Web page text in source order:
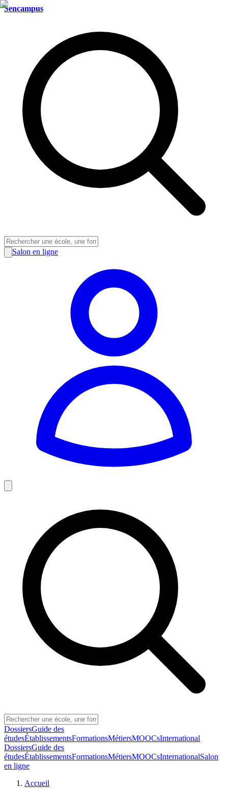
Sencampus
Salon en ligne
DossiersGuide des
étudesÉtablissementsFormationsMétiersMOOCsInternational
DossiersGuide des
étudesÉtablissementsFormationsMétiersMOOCsInternationalSalon
en ligne
Accueil